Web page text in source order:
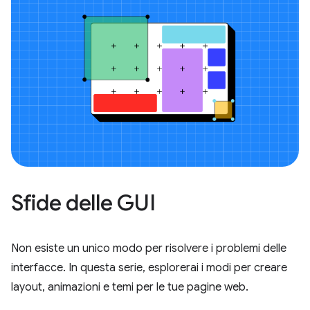
Sfide delle GUI
Non esiste un unico modo per risolvere i problemi delle
interfacce. In questa serie, esplorerai i modi per creare
layout, animazioni e temi per le tue pagine web.